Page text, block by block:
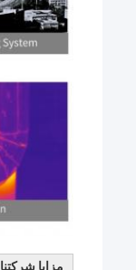
مزايا شركتنا